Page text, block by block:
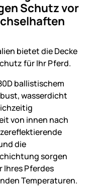
Schutz vor
bietet die Decke
für Ihr Pferd.
ballistischem
wasserdicht
von innen nach
die
sorgen
Ihres Pferdes
Temperaturen.